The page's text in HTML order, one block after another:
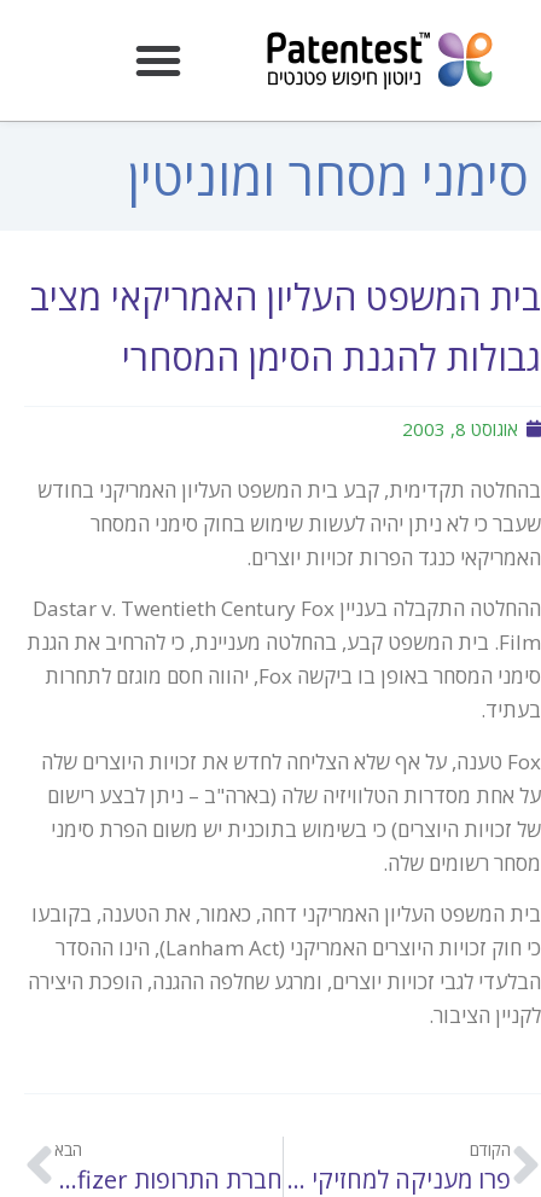
סימני מסחר ומוניטין
בית המשפט העליון האמריקאי מציב
גבולות להגנת הסימן המסחרי
אוגוסט 8, 2003
בהחלטה תקדימית, קבע בית המשפט העליון האמריקני בחודש
שעבר כי לא ניתן יהיה לעשות שימוש בחוק סימני המסחר
האמריקאי כנגד הפרות זכויות יוצרים.
ההחלטה התקבלה בעניין Dastar v. Twentieth Century Fox
Film. בית המשפט קבע, בהחלטה מעניינת, כי להרחיב את הגנת
סימני המסחר באופן בו ביקשה Fox, יהווה חסם מוגזם לתחרות
בעתיד.
Fox טענה, על אף שלא הצליחה לחדש את זכויות היוצרים שלה
על אחת מסדרות הטלוויזיה שלה (בארה"ב – ניתן לבצע רישום
של זכויות היוצרים) כי בשימוש בתוכנית יש משום הפרת סימני
מסחר רשומים שלה.
בית המשפט העליון האמריקני דחה, כאמור, את הטענה, בקובעו
כי חוק זכויות היוצרים האמריקני (Lanham Act), הינו ההסדר
הבלעדי לגבי זכויות יוצרים, ומרגע שחלפה ההגנה, הופכת היצירה
לקניין הציבור.
הקודם
פרו מעניקה למחזיקי סימני מסחר זכויות בעולם האינטרנטי
הבא
חברת התרופות Pfizer מגנה על המותג ויאגרה